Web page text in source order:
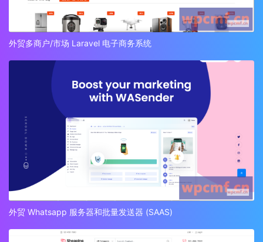
外贸多商户/市场 Laravel 电子商务系统
外贸 Whatsapp 服务器和批量发送器 (SAAS)